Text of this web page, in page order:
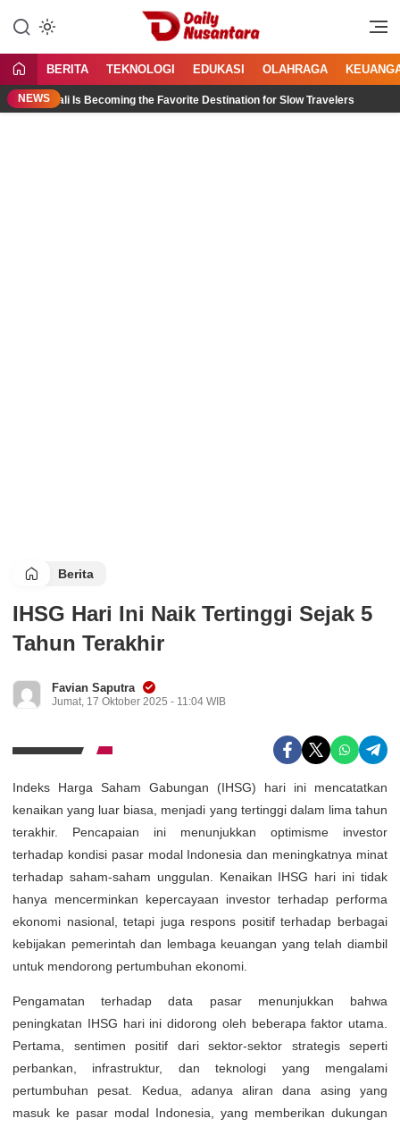
konten
Daily Nusantara
Menyajikan Fakta, Menginspirasi
BERITA TEKNOLOGI EDUKASI OLAHRAGA
NEWS
Bali Is Becoming the Favorite Destination for Slow Travelers
Berita
IHSG Hari Ini Naik Tertinggi Sejak 5
Tahun Terakhir
Favian Saputra
Jumat, 17 Oktober 2025 - 11:04 WIB
Indeks Harga Saham Gabungan (IHSG) hari ini mencatatkan
kenaikan yang luar biasa, menjadi yang tertinggi dalam lima tahun
terakhir. Pencapaian ini menunjukkan optimisme investor
terhadap kondisi pasar modal Indonesia dan meningkatnya minat
terhadap saham-saham unggulan. Kenaikan IHSG hari ini tidak
hanya mencerminkan kepercayaan investor terhadap performa
ekonomi nasional, tetapi juga respons positif terhadap berbagai
kebijakan pemerintah dan lembaga keuangan yang telah diambil
untuk mendorong pertumbuhan ekonomi.
Pengamatan terhadap data pasar menunjukkan bahwa
peningkatan IHSG hari ini didorong oleh beberapa faktor utama.
Pertama, sentimen positif dari sektor-sektor strategis seperti
perbankan, infrastruktur, dan teknologi yang mengalami
pertumbuhan pesat. Kedua, adanya aliran dana asing yang
masuk ke pasar modal Indonesia, yang memberikan dukungan